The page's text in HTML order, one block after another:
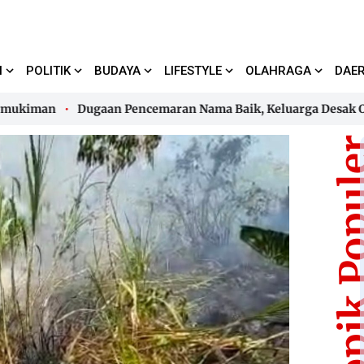
POLITIK BUDAYA LIFESTYLE OLAHRAGA
Dugaan Pencemaran Nama Baik, Keluarga Desak
Dugaan Pencemaran Nama Baik, Keluarga Desak